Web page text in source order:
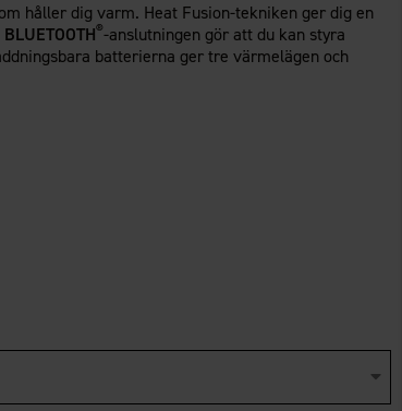
håller dig varm. Heat Fusion-tekniken ger dig en
BLUETOOTH®-anslutningen gör att du kan styra
batterierna ger tre värmelägen och